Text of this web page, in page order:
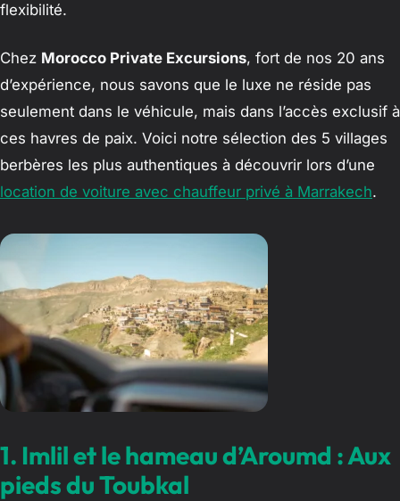
flexibilité.
Chez Morocco Private Excursions, fort de nos 20 ans
d’expérience, nous savons que le luxe ne réside pas
seulement dans le véhicule, mais dans l’accès exclusif à
ces havres de paix. Voici notre sélection des 5 villages
berbères les plus authentiques à découvrir lors d’une
location de voiture avec chauffeur privé à Marrakech.
1. Imlil et le hameau d’Aroumd : Aux
pieds du Toubkal